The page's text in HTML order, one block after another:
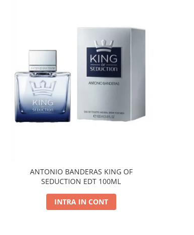
ANTONIO BANDERAS KING OF
SEDUCTION EDT 100ML
INTRA IN CONT